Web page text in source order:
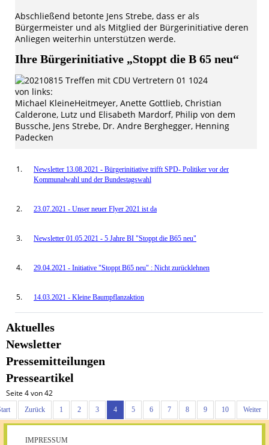
Abschließend betonte Jens Strebe, dass er als
Bürgermeister und als Mitglied der Bürgerinitiative deren
Anliegen weiterhin unterstützen werde.
Ihre Bürgerinitiative „Stoppt die B 65 neu“
von links:
Michael KleineHeitmeyer, Anette Gottlieb, Christian
Calderone, Lutz und Elisabeth Mardorf, Philip von dem
Bussche, Jens Strebe, Dr. Andre Berghegger, Henning
Padecken
Newsletter 13.08.2021 - Bürgerinitiative trifft SPD- Politiker vor der
Kommunalwahl und der Bundestagswahl
23.07.2021 - Unser neuer Flyer 2021 ist da
Newsletter 01.05.2021 - 5 Jahre BI "Stoppt die B65 neu"
29.04.2021 - Initiative "Stoppt B65 neu" : Nicht zurücklehnen
14.03.2021 - Kleine Baumpflanzaktion
Aktuelles
Newsletter
Pressemitteilungen
Presseartikel
Seite 4 von 42
Zurück 1 2 3 4 5 6 7 8 9 10 Weiter
IMPRESSUM